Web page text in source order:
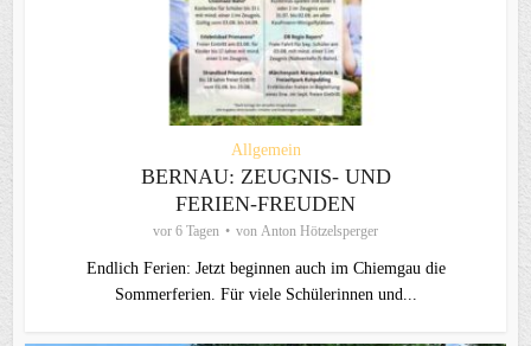
Allgemein
BERNAU: ZEUGNIS- UND
FERIEN-FREUDEN
vor 6 Tagen von Anton Hötzelsperger
Endlich Ferien: Jetzt beginnen auch im Chiemgau die
Sommerferien. Für viele Schülerinnen und...